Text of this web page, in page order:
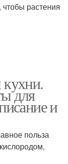
растения
кухни.
для
и
польза